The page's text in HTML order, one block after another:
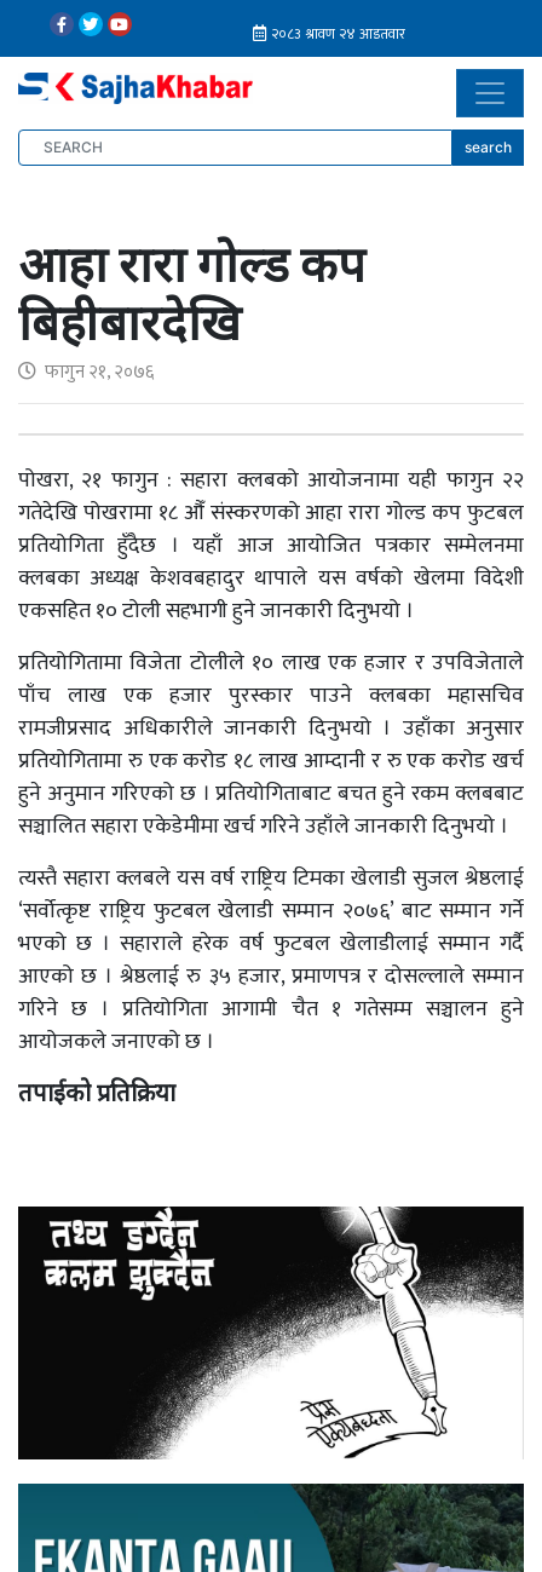
search
आहा रारा गोल्ड कप
बिहीबारदेखि
फागुन २१, २०७६
पोखरा, २१ फागुन : सहारा क्लबको आयोजनामा यही फागुन २२
गतेदेखि पोखरामा १८ औँ संस्करणको आहा रारा गोल्ड कप फुटबल
प्रतियोगिता हुँदैछ । यहाँ आज आयोजित पत्रकार सम्मेलनमा
क्लबका अध्यक्ष केशवबहादुर थापाले यस वर्षको खेलमा विदेशी
एकसहित १० टोली सहभागी हुने जानकारी दिनुभयो ।
प्रतियोगितामा विजेता टोलीले १० लाख एक हजार र उपविजेताले
पाँच लाख एक हजार पुरस्कार पाउने क्लबका महासचिव
रामजीप्रसाद अधिकारीले जानकारी दिनुभयो । उहाँका अनुसार
प्रतियोगितामा रु एक करोड १८ लाख आम्दानी र रु एक करोड खर्च
हुने अनुमान गरिएको छ । प्रतियोगिताबाट बचत हुने रकम क्लबबाट
सञ्चालित सहारा एकेडेमीमा खर्च गरिने उहाँले जानकारी दिनुभयो ।
त्यस्तै सहारा क्लबले यस वर्ष राष्ट्रिय टिमका खेलाडी सुजल श्रेष्ठलाई
‘सर्वोत्कृष्ट राष्ट्रिय फुटबल खेलाडी सम्मान २०७६’ बाट सम्मान गर्ने
भएको छ । सहाराले हरेक वर्ष फुटबल खेलाडीलाई सम्मान गर्दै
आएको छ । श्रेष्ठलाई रु ३५ हजार, प्रमाणपत्र र दोसल्लाले सम्मान
गरिने छ । प्रतियोगिता आगामी चैत १ गतेसम्म सञ्चालन हुने
आयोजकले जनाएको छ ।
तपाईको प्रतिक्रिया